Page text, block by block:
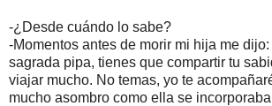
-¿Desde cuándo lo sabe?
-Momentos antes de morir mi hija me dijo:
sagrada pipa, tienes que compartir tu
viajar mucho. No temas, yo te
mucho asombro como ella se